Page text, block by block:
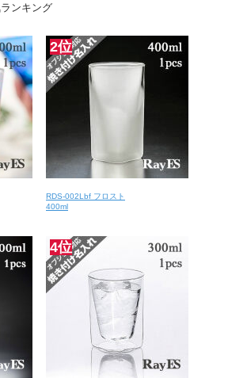
ンキング
2位
RDS-002Lbf フロスト
400ml
4位